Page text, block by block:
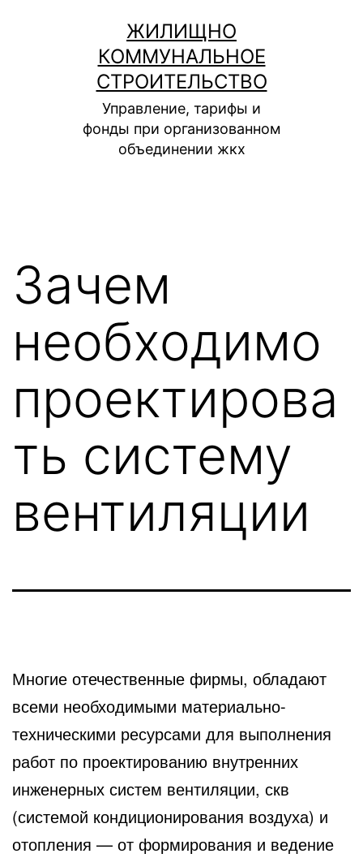
содержимому
ЖИЛИЩНО
КОММУНАЛЬНОЕ
СТРОИТЕЛЬСТВО
Управление, тарифы и
фонды при организованном
объединении жкх
Зачем
необходимо
проектирова
ть систему
вентиляции
Многие отечественные фирмы, обладают
всеми необходимыми материально-
техническими ресурсами для выполнения
работ по проектированию внутренних
инженерных систем вентиляции, скв
(системой кондиционирования воздуха) и
отопления — от формирования и ведение